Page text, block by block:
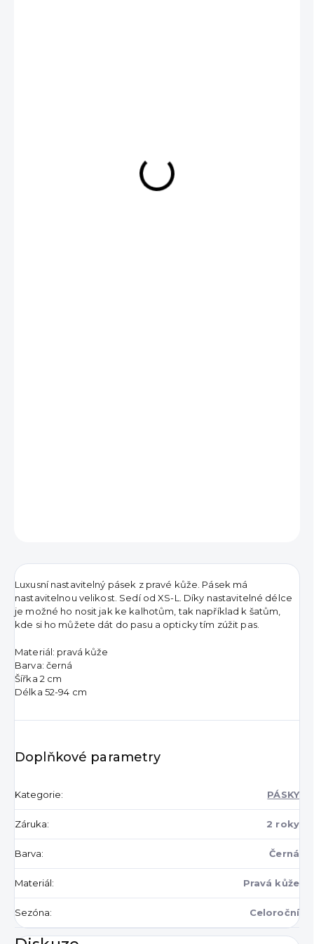
Luxusní nastavitelný pásek z pravé kůže. Pásek má
nastavitelnou velikost. Sedí od XS-L. Díky nastavitelné délce
je možné ho nosit jak ke kalhotům, tak například k šatům,
kde si ho můžete dát do pasu a opticky tím zúžit pas.
Materiál: pravá kůže
Barva: černá
Šířka 2 cm
Délka 52-94 cm
Doplňkové parametry
Kategorie: PÁSKY
Záruka: 2 roky
Barva: Černá
Materiál: Pravá kůže
Sezóna: Celoroční